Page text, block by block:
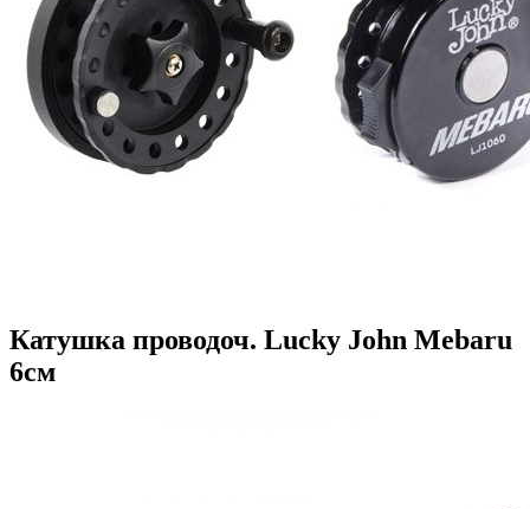
Катушка проводоч. Lucky John Mebaru
6см